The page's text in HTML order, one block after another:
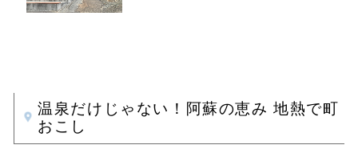
温泉だけじゃない！阿蘇の恵み 地熱で町
おこし